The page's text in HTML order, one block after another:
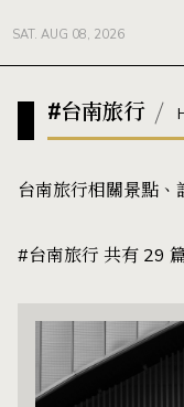
SAT. AUG 08, 2026
#台南旅行
台南旅行相關景點
#台南旅行 共有 29